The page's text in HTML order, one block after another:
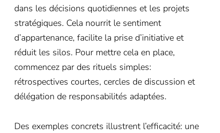
dans les décisions quotidiennes et les projets
stratégiques. Cela nourrit le sentiment
d’appartenance, facilite la prise d’initiative et
réduit les silos. Pour mettre cela en place,
commencez par des rituels simples:
rétrospectives courtes, cercles de discussion et
délégation de responsabilités adaptées.
Des exemples concrets illustrent l’efficacité: une